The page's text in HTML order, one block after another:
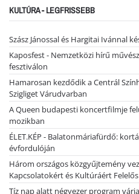
KULTÚRA - LEGFRISSEBB
Szász Jánossal és Hargitai Ivánnal
Kaposfest - Nemzetközi hírű
fesztiválon
Hamarosan kezdődik a Centrál
Szigliget Várudvarban
A Queen budapesti koncertfilmje
mozikban
ÉLET.KÉP - Balatonmáriafürdő:
évfordulóján
Három országos közgyűjtemény
Kapcsolatokért és Kultúráért
Tíz nap alatt négyezer program